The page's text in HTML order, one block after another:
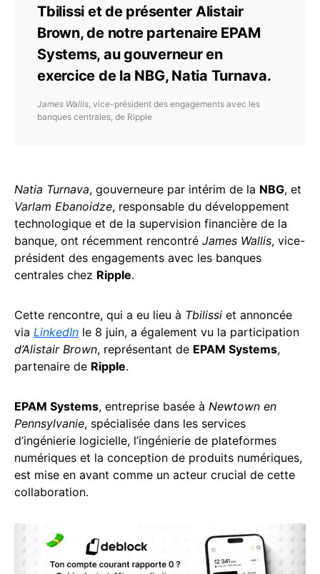
Tbilissi et de présenter Alistair
Brown, de notre partenaire EPAM
Systems, au gouverneur en
exercice de la NBG, Natia Turnava.
James Wallis, vice-président des engagements avec les
banques centrales, de Ripple
Natia Turnava, gouverneure par intérim de la NBG, et
Varlam Ebanoidze, responsable du développement
technologique et de la supervision financière de la
banque, ont récemment rencontré James Wallis, vice-
président des engagements avec les banques
centrales chez Ripple.
Cette rencontre, qui a eu lieu à Tbilissi et annoncée
via LinkedIn le 8 juin, a également vu la participation
d’Alistair Brown, représentant de EPAM Systems,
partenaire de Ripple.
EPAM Systems, entreprise basée à Newtown en
Pennsylvanie, spécialisée dans les services
d’ingénierie logicielle, l’ingénierie de plateformes
numériques et la conception de produits numériques,
est mise en avant comme un acteur crucial de cette
collaboration.